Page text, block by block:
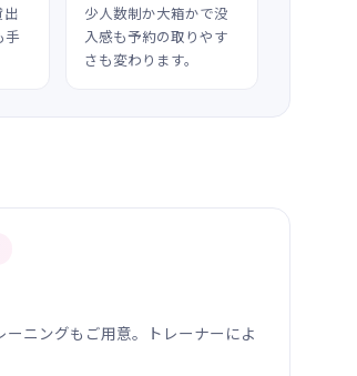
出
手
少人数制か大箱かで没
入感も予約の取りやす
さも変わります。
ニングもご用意。トレーナーによ